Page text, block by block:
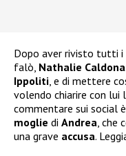
Dopo aver rivisto tutti i
falò, Nathalie
Ippoliti, e di mettere
volendo chiarire con lui
commentare sui social
moglie di Andrea, che
una grave accusa.